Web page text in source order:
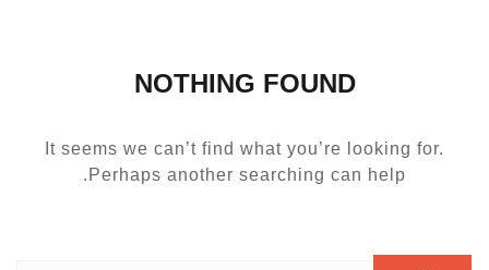
NOTHING FOUND
It seems we can’t find what you’re looking for.
Perhaps another searching can help.